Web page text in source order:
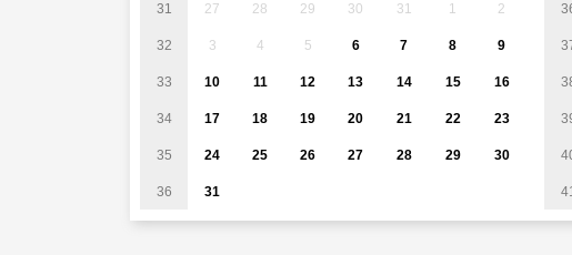
31 27 28 29 30 31 1 2
32 3 4 5 6 7 8 9
33 10 11 12 13 14 15 16
34 17 18 19 20 21 22 23
35 24 25 26 27 28 29 30
36 31